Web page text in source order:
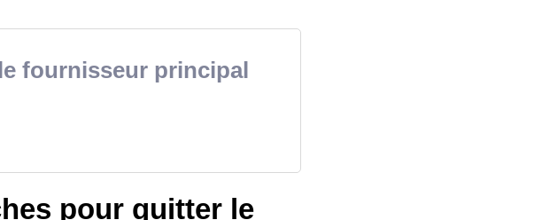
fournisseur principal
pour quitter le